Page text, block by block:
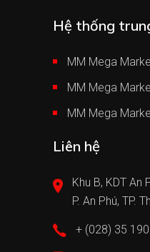
Hệ thống
MM Mega
MM Mega
MM Mega
Liên hệ
Khu B, KDT An
P. An Phú, TP.
+ (028) 35